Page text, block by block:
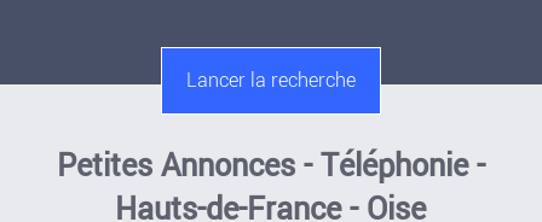
Petites Annonces - Téléphonie -
Hauts-de-France - Oise